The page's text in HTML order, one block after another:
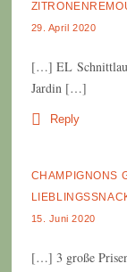
29. April 2020
[…] EL
Jardin […]
Reply
CHAMPIGNONS
15. Juni 2020
[…] 3 große